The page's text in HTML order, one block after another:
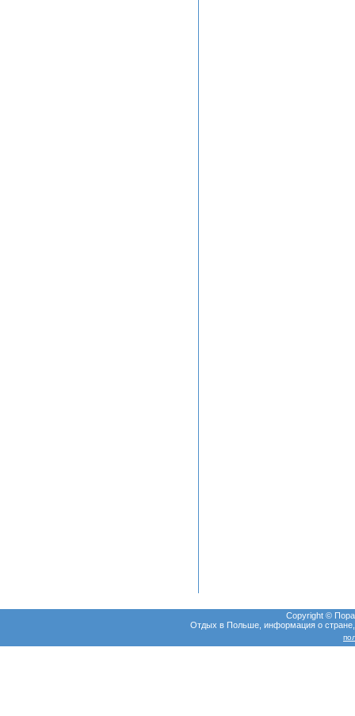
Copyright ©
Отдых в Польше, информация о стране,